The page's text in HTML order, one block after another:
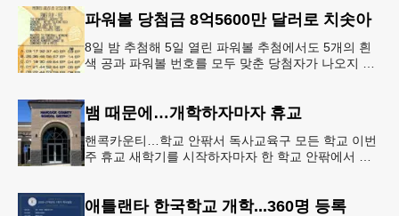
파워볼 당첨금 8억5600만 달러로 치솟아
8일 밤 추첨해 5일 열린 파워볼 추첨에서도 5개의 흰
색 공과 파워볼 번호를 모두 맞춘 당첨자가 나오지 않
뱀 때문에…개학하자마자 휴교
핸콕카운티…학교 안팎서 독사교육구 모든 학교 이번
주 휴교 새학기를 시작하자마자 한 학교 안팎에서 잇
애틀랜타 한국학교 개학...360명 등록